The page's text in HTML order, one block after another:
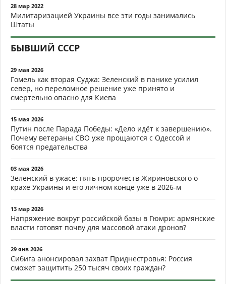
28 мар 2022
Милитаризацией Украины все эти годы занимались
Штаты
БЫВШИЙ СССР
29 мая 2026
Гомель как вторая Суджа: Зеленский в панике усилил
север, но переломное решение уже принято и
смертельно опасно для Киева
15 мая 2026
Путин после Парада Победы: «Дело идёт к завершению».
Почему ветераны СВО уже прощаются с Одессой и
боятся предательства
03 мая 2026
Зеленский в ужасе: пять пророчеств Жириновского о
крахе Украины и его личном конце уже в 2026-м
13 мар 2026
Напряжение вокруг российской базы в Гюмри: армянские
власти готовят почву для массовой атаки дронов?
29 янв 2026
Сибига анонсировал захват Приднестровья: Россия
сможет защитить 250 тысяч своих граждан?